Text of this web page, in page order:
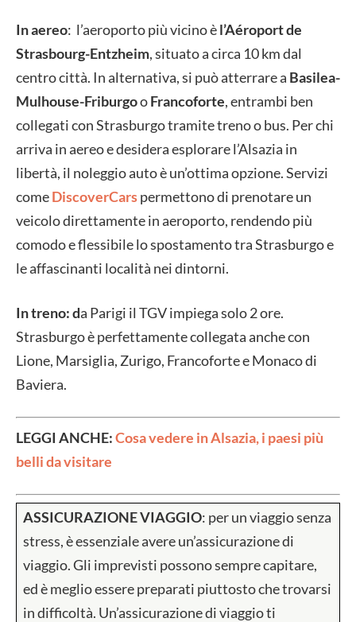
In aereo: l’aeroporto più vicino èl’Aéroport de
Strasbourg-Entzheim, situato a circa 10 km dal
centro città. In alternativa, si può atterrare a Basilea-
Mulhouse-FriburgooFrancoforte, entrambi ben
collegati con Strasburgo tramite treno o bus. Per chi
arriva in aereo e desidera esplorare l’Alsazia in
libertà, il noleggio auto è un’ottima opzione. Servizi
comeDiscoverCarspermettono di prenotare un
veicolo direttamente in aeroporto, rendendo più
comodo e flessibile lo spostamento tra Strasburgo e
le affascinanti località nei dintorni.
In treno: da Parigi il TGV impiega solo 2 ore.
Strasburgo è perfettamente collegata anche con
Lione, Marsiglia, Zurigo, Francoforte e Monaco di
Baviera.
LEGGI ANCHE:Cosa vedere in Alsazia, i paesi più
belli da visitare
ASSICURAZIONE VIAGGIO: per un viaggio senza
stress, è essenziale avere un’assicurazione di
viaggio. Gli imprevisti possono sempre capitare,
ed è meglio essere preparati piuttosto che trovarsi
in difficoltà. Un’assicurazione di viaggio ti